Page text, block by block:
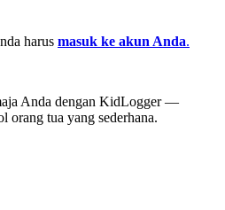
harus masuk ke akun Anda.
Anda dengan KidLogger —
orang tua yang sederhana.